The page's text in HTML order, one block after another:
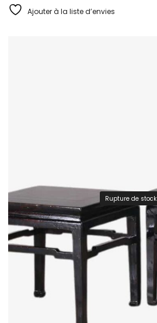
Ajouter à la liste d’envies
Rupture de stock